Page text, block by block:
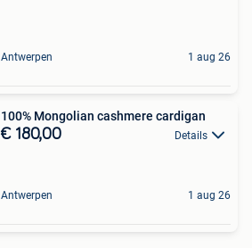
Antwerpen 1 aug 26
100% Mongolian cashmere cardigan
€ 180,00 Details
Antwerpen 1 aug 26